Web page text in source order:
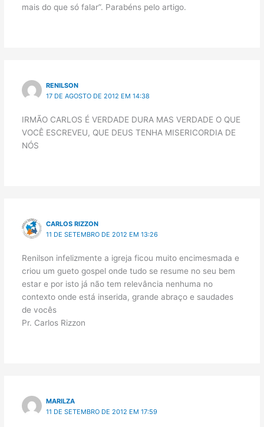
mais do que só falar”. Parabéns pelo artigo.
RENILSON
17 DE AGOSTO DE 2012 EM 14:38
IRMÃO CARLOS É VERDADE DURA MAS VERDADE O QUE
VOCÊ ESCREVEU, QUE DEUS TENHA MISERICORDIA DE
NÓS
CARLOS RIZZON
11 DE SETEMBRO DE 2012 EM 13:26
Renilson infelizmente a igreja ficou muito encimesmada e
criou um gueto gospel onde tudo se resume no seu bem
estar e por isto já não tem relevância nenhuma no
contexto onde está inserida, grande abraço e saudades
de vocês
Pr. Carlos Rizzon
MARILZA
11 DE SETEMBRO DE 2012 EM 17:59